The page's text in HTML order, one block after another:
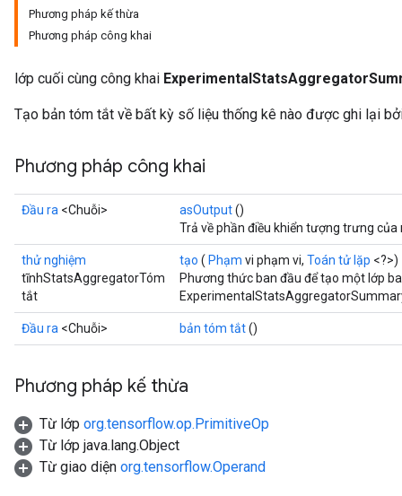
Phương pháp kế thừa
Phương pháp công khai
lớp cuối cùng công khai
Tạo bản tóm tắt về bất kỳ số liệu thống kê nào được ghi lại
Phương pháp công khai
Đầu ra <Chuỗi> asOutput()
Trả về phần điều khiển tượng trưng
thử nghiệm
tĩnhStatsAggregatorTóm
tắt
tạo ( Phạm vi phạm vi, Toán tử lặp <?>)
Phương thức ban đầu để tạo một lớp
Đầu ra <Chuỗi> bản tóm tắt()
Phương pháp kế thừa
Từ lớp org.tensorflow.op.PrimitiveOp
Từ lớp java.lang.Object
Từ giao diện org.tensorflow.Operand